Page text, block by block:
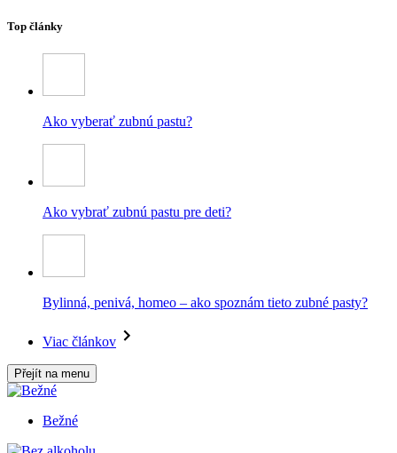
Top články
Ako vyberať zubnú pastu?
Ako vybrať zubnú pastu pre deti?
Bylinná, penivá, homeo – ako spoznám tieto zubné pasty?
Viac článkov
Přejít na menu
Bežné